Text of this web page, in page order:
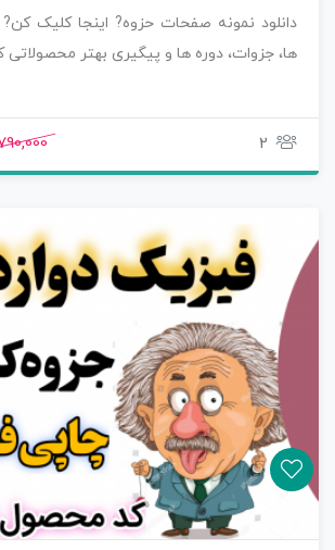
دانلود نمونه صفحات حزوه? اینجا کلیک کن?
ها، جزوات، دوره ها و پیگیری بهتر
2